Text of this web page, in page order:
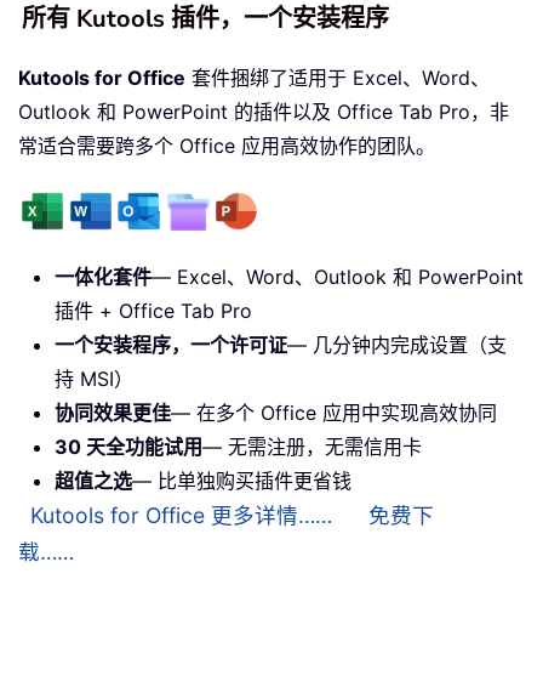
所有 Kutools 插件，一个安装程序
Kutools for Office 套件捆绑了适用于 Excel、Word、
Outlook 和 PowerPoint 的插件以及 Office Tab Pro，非
常适合需要跨多个 Office 应用高效协作的团队。
一体化套件— Excel、Word、Outlook 和 PowerPoint
插件 + Office Tab Pro
一个安装程序，一个许可证— 几分钟内完成设置（支
持 MSI）
协同效果更佳— 在多个 Office 应用中实现高效协同
30 天全功能试用— 无需注册，无需信用卡
超值之选— 比单独购买插件更省钱
Kutools for Office 更多详情……
免费下
载……